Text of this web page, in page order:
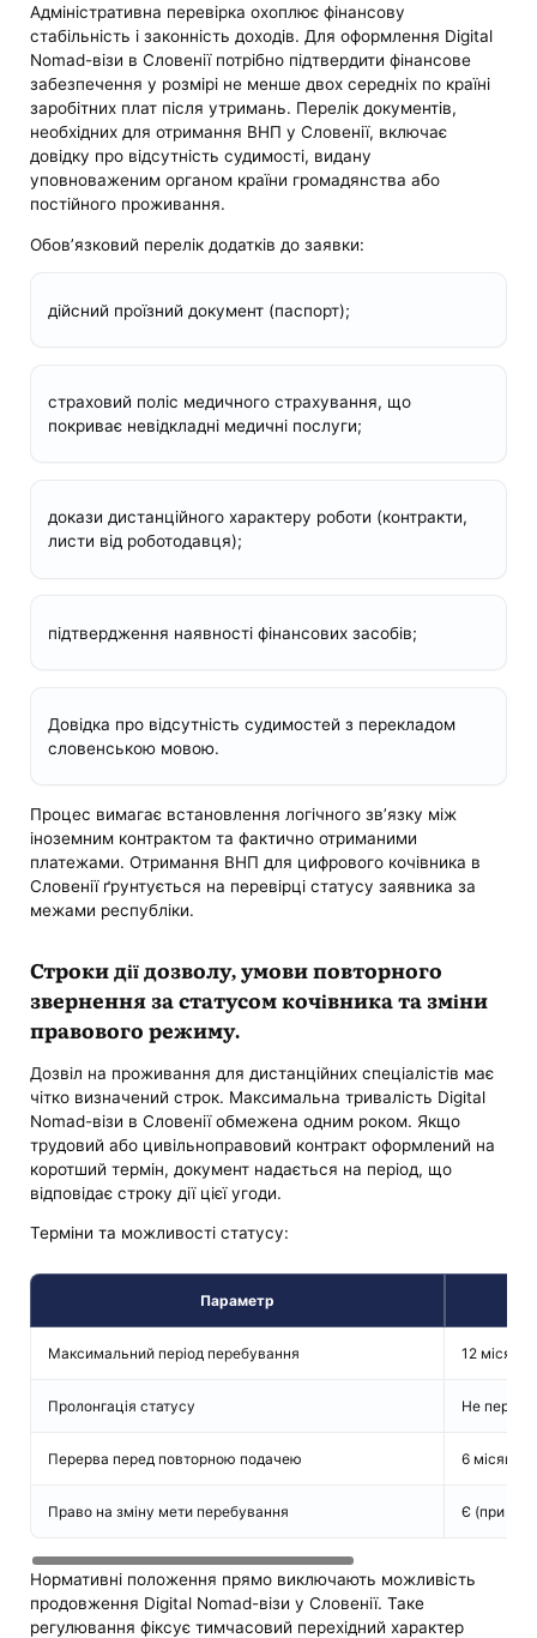
Адміністративна перевірка охоплює фінансову
стабільність і законність доходів. Для оформлення Digital
Nomad-візи в Словенії потрібно підтвердити фінансове
забезпечення у розмірі не менше двох середніх по країні
заробітних плат після утримань. Перелік документів,
необхідних для отримання ВНП у Словенії, включає
довідку про відсутність судимості, видану
уповноваженим органом країни громадянства або
постійного проживання.
Обов’язковий перелік додатків до заявки:
дійсний проїзний документ (паспорт);
страховий поліс медичного страхування, що
покриває невідкладні медичні послуги;
докази дистанційного характеру роботи (контракти,
листи від роботодавця);
підтвердження наявності фінансових засобів;
Довідка про відсутність судимостей з перекладом
словенською мовою.
Процес вимагає встановлення логічного зв’язку між
іноземним контрактом та фактично отриманими
платежами. Отримання ВНП для цифрового кочівника в
Словенії ґрунтується на перевірці статусу заявника за
межами республіки.
Строки дії дозволу, умови повторного
звернення за статусом кочівника та зміни
правового режиму.
Дозвіл на проживання для дистанційних спеціалістів має
чітко визначений строк. Максимальна тривалість Digital
Nomad-візи в Словенії обмежена одним роком. Якщо
трудовий або цивільноправовий контракт оформлений на
коротший термін, документ надається на період, що
відповідає строку дії цієї угоди.
Терміни та можливості статусу:
Параметр
Максимальний період перебування 12 місяців
Пролонгація статусу Не
Перерва перед повторною подачею 6 місяців
Право на зміну мети перебування Є (при
Нормативні положення прямо виключають можливість
продовження Digital Nomad-візи у Словенії. Таке
регулювання фіксує тимчасовий перехідний характер